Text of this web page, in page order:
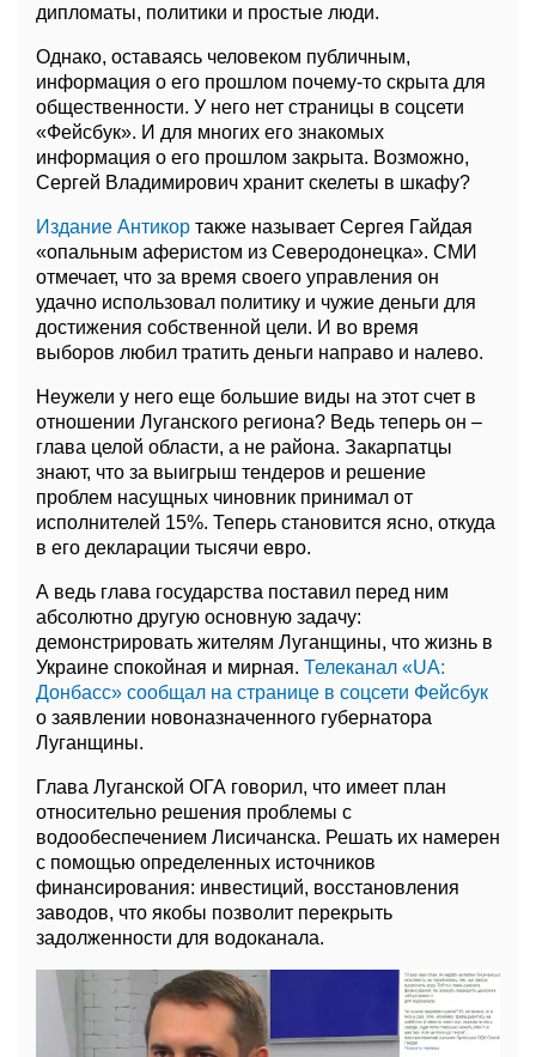
дипломаты, политики и простые люди.
Однако, оставаясь человеком публичным,
информация о его прошлом почему-то скрыта для
общественности. У него нет страницы в соцсети
«Фейсбук». И для многих его знакомых
информация о его прошлом закрыта. Возможно,
Сергей Владимирович хранит скелеты в шкафу?
Издание Антикор также называет Сергея Гайдая
«опальным аферистом из Северодонецка». СМИ
отмечает, что за время своего управления он
удачно использовал политику и чужие деньги для
достижения собственной цели. И во время
выборов любил тратить деньги направо и налево.
Неужели у него еще большие виды на этот счет в
отношении Луганского региона? Ведь теперь он –
глава целой области, а не района. Закарпатцы
знают, что за выигрыш тендеров и решение
проблем насущных чиновник принимал от
исполнителей 15%. Теперь становится ясно, откуда
в его декларации тысячи евро.
А ведь глава государства поставил перед ним
абсолютно другую основную задачу:
демонстрировать жителям Луганщины, что жизнь в
Украине спокойная и мирная. Телеканал «UA:
Донбасс» сообщал на странице в соцсети Фейсбук
о заявлении новоназначенного губернатора
Луганщины.
Глава Луганской ОГА говорил, что имеет план
относительно решения проблемы с
водообеспечением Лисичанска. Решать их намерен
с помощью определенных источников
финансирования: инвестиций, восстановления
заводов, что якобы позволит перекрыть
задолженности для водоканала.